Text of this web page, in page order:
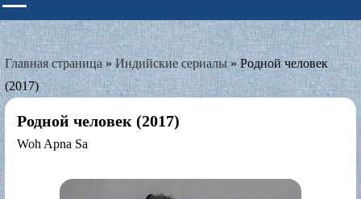
онлайн
Главная страница»Индийские сериалы»Родной человек
(2017)
Родной человек (2017)
Woh Apna Sa